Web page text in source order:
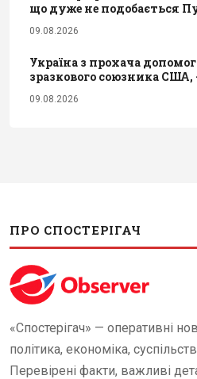
що дуже не подобається
09.08.2026
Україна з прохача
зразкового союзника
09.08.2026
ПРО СПОСТЕРІГАЧ
«Спостерігач» — оперативні
політика, економіка,
Перевірені факти, важливі